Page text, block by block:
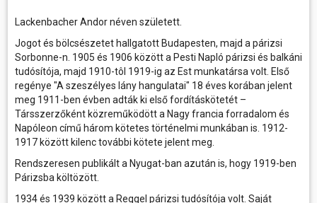
Lackenbacher Andor néven született.
Jogot és bölcsészetet hallgatott Budapesten, majd a párizsi
Sorbonne-n. 1905 és 1906 között a Pesti Napló párizsi és balkáni
tudósítója, majd 1910-tôl 1919-ig az Est munkatársa volt. Első
regénye "A szeszélyes lány hangulatai" 18 éves korában jelent
meg 1911-ben évben adták ki első fordításkötetét –
Társszerzőként közreműködött a Nagy francia forradalom és
Napóleon című három kötetes történelmi munkában is. 1912-
1917 között kilenc további kötete jelent meg.
Rendszeresen publikált a Nyugat-ban azután is, hogy 1919-ben
Párizsba költözött.
1934 és 1939 között a Reggel párizsi tudósítója volt. Saját